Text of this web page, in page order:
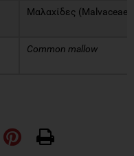
Μαλαχίδες (Malvaceae)
Common mallow